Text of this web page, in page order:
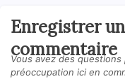
Enregistrer un
commentaire
Vous avez des
préoccupation ici en